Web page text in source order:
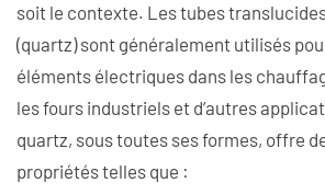
soit le contexte. Les tubes
(quartz) sont généralement utilisés
éléments électriques dans les
les fours industriels et d’autres
quartz, sous toutes ses formes, offre
propriétés telles que :